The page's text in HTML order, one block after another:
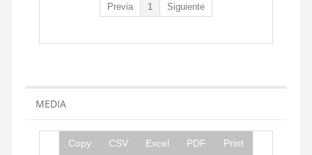
Previa 1 Siguiente
MEDIA
Copy CSV Excel PDF Print